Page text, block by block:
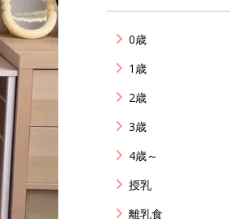
0歳
1歳
2歳
3歳
4歳～
授乳
離乳食